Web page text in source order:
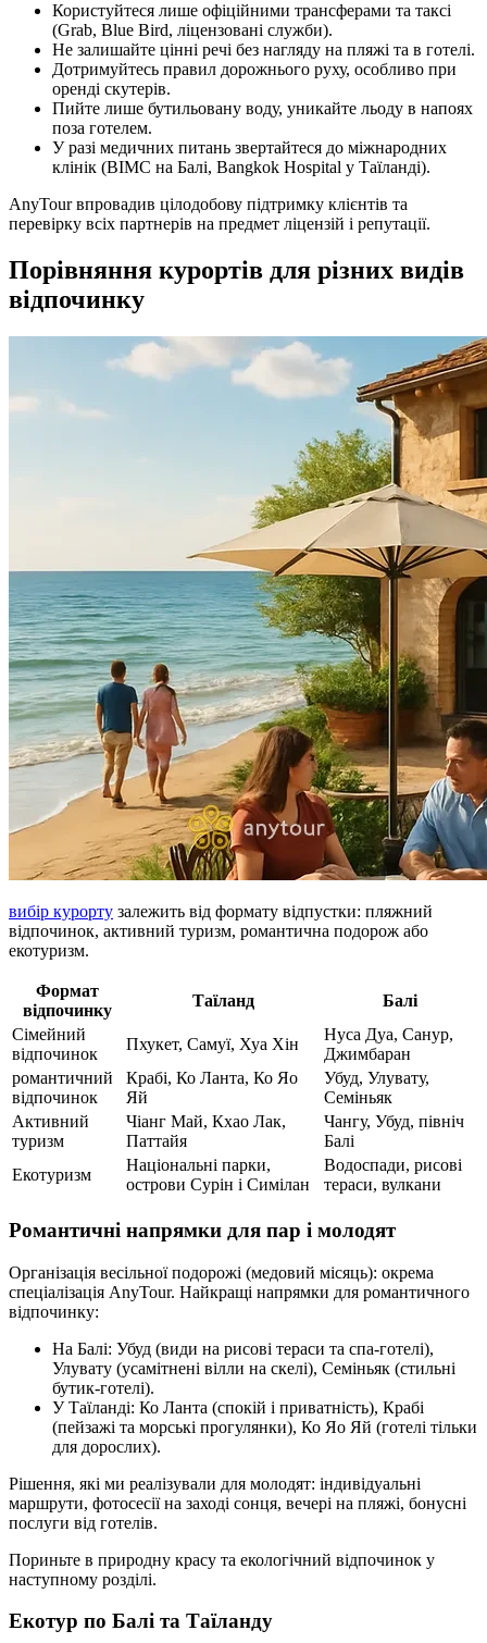
Користуйтеся лише офіційними трансферами та таксі
(Grab, Blue Bird, ліцензовані служби).
Не залишайте цінні речі без нагляду на пляжі та в готелі.
Дотримуйтесь правил дорожнього руху, особливо при
оренді скутерів.
Пийте лише бутильовану воду, уникайте льоду в напоях
поза готелем.
У разі медичних питань звертайтеся до міжнародних
клінік (BIMC на Балі, Bangkok Hospital у Таїланді).
AnyTour впровадив цілодобову підтримку клієнтів та
перевірку всіх партнерів на предмет ліцензій і репутації.
Порівняння курортів для різних видів
відпочинку
вибір курорту залежить від формату відпустки: пляжний
відпочинок, активний туризм, романтична подорож або
екотуризм.
Формат
відпочинку
Таїланд
Балі
Сімейний
відпочинок
Пхукет, Самуї, Хуа Хін
Нуса Дуа, Санур,
Джимбаран
романтичний
відпочинок
Крабі, Ко Ланта, Ко Яо
Яй
Убуд, Улувату,
Семіньяк
Активний
туризм
Чіанг Май, Кхао Лак,
Паттайя
Чангу, Убуд, північ
Балі
Екотуризм
Національні парки,
острови Сурін і Симілан
Водоспади, рисові
тераси, вулкани
Романтичні напрямки для пар і молодят
Організація весільної подорожі (медовий місяць): окрема
спеціалізація AnyTour. Найкращі напрямки для романтичного
відпочинку:
На Балі: Убуд (види на рисові тераси та спа-готелі),
Улувату (усамітнені вілли на скелі), Семіньяк (стильні
бутик‑готелі).
У Таїланді: Ко Ланта (спокій і приватність), Крабі
(пейзажі та морські прогулянки), Ко Яо Яй (готелі тільки
для дорослих).
Рішення, які ми реалізували для молодят: індивідуальні
маршрути, фотосесії на заході сонця, вечері на пляжі, бонусні
послуги від готелів.
Пориньте в природну красу та екологічний відпочинок у
наступному розділі.
Екотур по Балі та Таїланду